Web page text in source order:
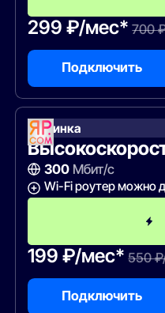
299 ₽/мес* 700
Подключить
Новинка
300Мбит/с
Wi-Fi роутер можно
199 ₽/мес* 550
Подключить